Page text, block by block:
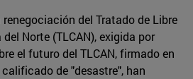
del Tratado de Libre
Norte (TLCAN), exigida por
el futuro del TLCAN, firmado en
de "desastre", han